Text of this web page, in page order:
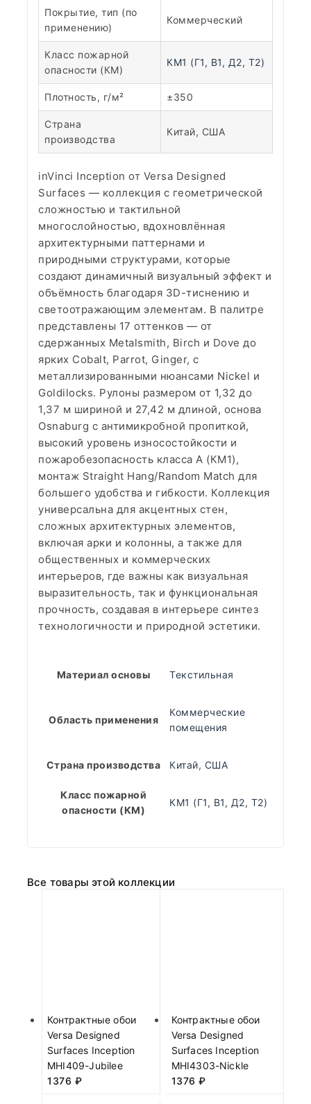
Покрытие, тип (по
применению)
Коммерческий
Класс пожарной
опасности (КМ)
КМ1 (Г1, В1, Д2, Т2)
Плотность, г/м² ±350
Страна
производства
Китай, США
inVinci Inception от Versa Designed
Surfaces — коллекция с геометрической
сложностью и тактильной
многослойностью, вдохновлённая
архитектурными паттернами и
природными структурами, которые
создают динамичный визуальный эффект и
объёмность благодаря 3D-тиснению и
светоотражающим элементам. В палитре
представлены 17 оттенков — от
сдержанных Metalsmith, Birch и Dove до
ярких Cobalt, Parrot, Ginger, с
металлизированными нюансами Nickel и
Goldilocks. Рулоны размером от 1,32 до
1,37 м шириной и 27,42 м длиной, основа
Osnaburg с антимикробной пропиткой,
высокий уровень износостойкости и
пожаробезопасность класса А (КМ1),
монтаж Straight Hang/Random Match для
большего удобства и гибкости. Коллекция
универсальна для акцентных стен,
сложных архитектурных элементов,
включая арки и колонны, а также для
общественных и коммерческих
интерьеров, где важны как визуальная
выразительность, так и функциональная
прочность, создавая в интерьере синтез
технологичности и природной эстетики.
Материал основы Текстильная
Область применения
Коммерческие
помещения
Страна производства Китай, США
Класс пожарной
опасности (КМ)
КМ1 (Г1, В1, Д2, Т2)
Все товары этой коллекции
Контрактные обои
Versa Designed
Surfaces Inception
MHI409-Jubilee
1376 ₽
Контрактные обои
Versa Designed
Surfaces Inception
MHI4303-Nickle
1376 ₽